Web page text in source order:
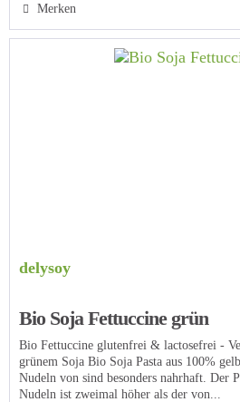
Merken
delysoy
Bio Soja Fettuccine grün
Bio Fettuccine glutenfrei & lactosefrei -
grünem Soja Bio Soja Pasta aus 100%
Nudeln von sind besonders nahrhaft. Der
Nudeln ist zweimal höher als der von...